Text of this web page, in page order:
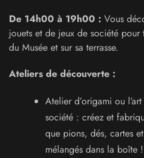
De 14h00 à 19h00 : Vous
jouets et de jeux de société pour
du Musée et sur sa terrasse.
Ateliers de découverte :
Atelier d’origami ou
société : créez et
que pions, dés, cartes
mélangés dans la boîte !